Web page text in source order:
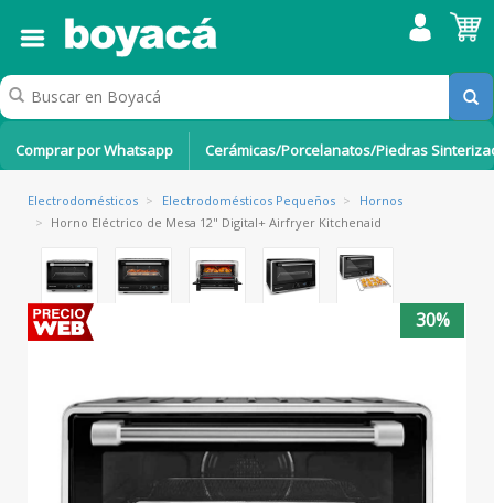
Comprar por Whatsapp Cerámicas/Porcelanatos/Piedras
Electrodomésticos > Electrodomésticos Pequeños >
Hornos
> Horno Eléctrico de Mesa 12" Digital+ Airfryer Kitchenaid
30%